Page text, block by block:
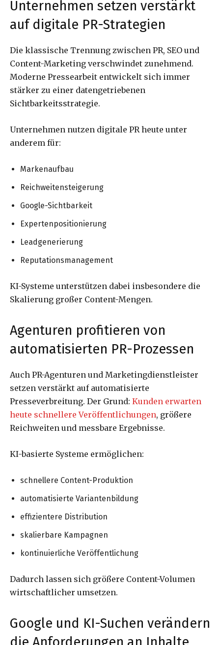
Unternehmen setzen verstärkt
auf digitale PR-Strategien
Die klassische Trennung zwischen PR, SEO und
Content-Marketing verschwindet zunehmend.
Moderne Pressearbeit entwickelt sich immer
stärker zu einer datengetriebenen
Sichtbarkeitsstrategie.
Unternehmen nutzen digitale PR heute unter
anderem für:
Markenaufbau
Reichweitensteigerung
Google-Sichtbarkeit
Expertenpositionierung
Leadgenerierung
Reputationsmanagement
KI-Systeme unterstützen dabei insbesondere die
Skalierung großer Content-Mengen.
Agenturen profitieren von
automatisierten PR-Prozessen
Auch PR-Agenturen und Marketingdienstleister
setzen verstärkt auf automatisierte
Presseverbreitung. Der Grund: Kunden erwarten
heute schnellere Veröffentlichungen, größere
Reichweiten und messbare Ergebnisse.
KI-basierte Systeme ermöglichen:
schnellere Content-Produktion
automatisierte Variantenbildung
effizientere Distribution
skalierbare Kampagnen
kontinuierliche Veröffentlichung
Dadurch lassen sich größere Content-Volumen
wirtschaftlicher umsetzen.
Google und KI-Suchen verändern
die Anforderungen an Inhalte